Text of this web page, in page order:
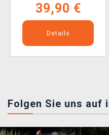
39,90 €
Details
Folgen Sie uns auf